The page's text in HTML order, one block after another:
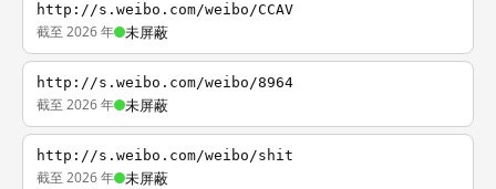
http://s.weibo.com/weibo/CCAV
截至 2026 年 未屏蔽
http://s.weibo.com/weibo/8964
截至 2026 年 未屏蔽
http://s.weibo.com/weibo/shit
截至 2026 年 未屏蔽